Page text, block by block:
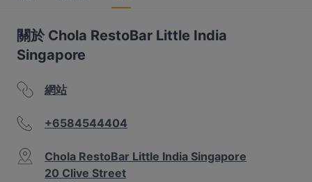
關於 Chola RestoBar Little India
Singapore
網站
+6584544404
Chola RestoBar Little India Singapore
20 Clive Street